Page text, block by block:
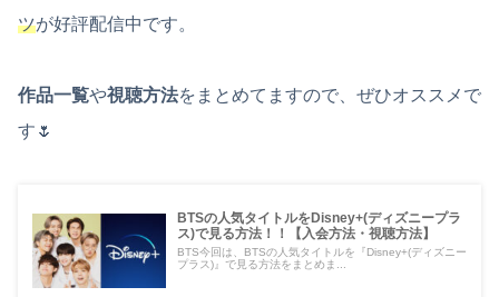
ツが好評配信中です。
作品一覧や視聴方法をまとめてますので、ぜひオススメで
す🌷
BTSの人気タイトルをDisney+(ディズニープラ
ス)で見る方法！！【入会方法・視聴方法】
BTS今回は、BTSの人気タイトルを『Disney+(ディズニー
プラス)』で見る方法をまとめま...